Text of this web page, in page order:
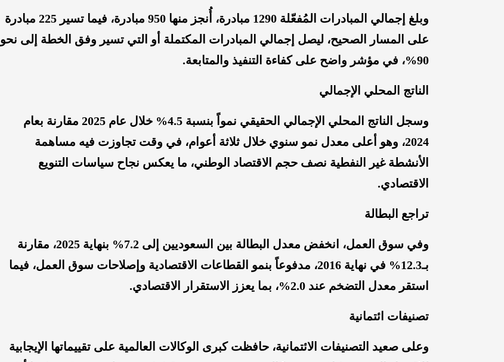
وبلغ إجمالي المبادرات المُفعّلة 1290 مبادرة، أُنجز منها 950 مبادرة، فيما تسير 225 مبادرة
على المسار الصحيح، ليصل إجمالي المبادرات المكتملة أو التي تسير وفق الخطة إلى نحو
90%، في مؤشر واضح على كفاءة التنفيذ والمتابعة.
الناتج المحلي الإجمالي
وسجل الناتج المحلي الإجمالي الحقيقي نمواً بنسبة 4.5% خلال عام 2025 مقارنة بعام
2024، وهو أعلى معدل نمو سنوي خلال ثلاثة أعوام، في وقت تجاوزت فيه مساهمة
الأنشطة غير النفطية نصف حجم الاقتصاد الوطني، ما يعكس نجاح سياسات التنويع
الاقتصادي.
تراجع البطالة
وفي سوق العمل، انخفض معدل البطالة بين السعوديين إلى 7.2% بنهاية 2025، مقارنة
بـ12.3% في نهاية 2016، مدفوعاً بنمو القطاعات الاقتصادية وإصلاحات سوق العمل، فيما
استقر معدل التضخم عند 2.0%، بما يعزز الاستقرار الاقتصادي.
تصنيفات ائتمانية
وعلى صعيد التصنيفات الائتمانية، حافظت كبرى الوكالات العالمية على تقييماتها الإيجابية